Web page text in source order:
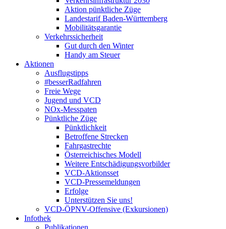
Aktion pünktliche Züge
Landestarif Baden-Württemberg
Mobilitätsgarantie
Verkehrssicherheit
Gut durch den Winter
Handy am Steuer
Aktionen
Ausflugstipps
#besserRadfahren
Freie Wege
Jugend und VCD
NOx-Messpaten
Pünktliche Züge
Pünktlichkeit
Betroffene Strecken
Fahrgastrechte
Österreichisches Modell
Weitere Entschädigungsvorbilder
VCD-Aktionsset
VCD-Pressemeldungen
Erfolge
Unterstützen Sie uns!
VCD-ÖPNV-Offensive (Exkursionen)
Infothek
Publikationen